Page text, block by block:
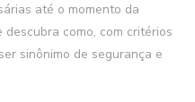
até o momento da
como, com critérios
sinônimo de segurança e